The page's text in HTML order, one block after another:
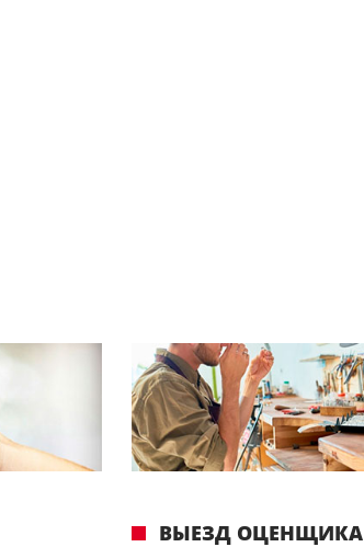
ВЫЕЗД ОЦЕНЩИКА